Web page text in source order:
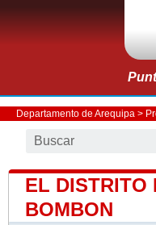
Departamento de Arequipa >
EL DISTRITO
BOMBON